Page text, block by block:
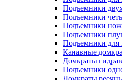
Подъемники
Подъемники
Подъемники
Подъемники
Подъемники для
Канавные
Домкраты
Подъемники
Домкраты